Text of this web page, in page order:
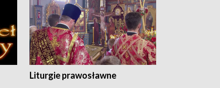
Liturgie prawosławne